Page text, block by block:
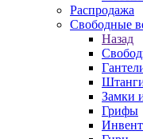
Распродажа
Свободные
Назад
Замки
Грифы